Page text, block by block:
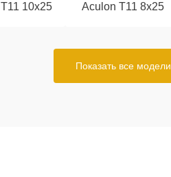
10x25
Aculon T11 8x25
Показать все модели